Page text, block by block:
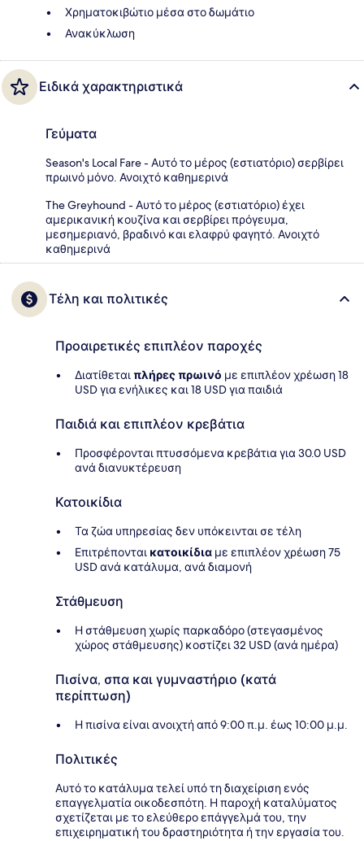
Χρηματοκιβώτιο μέσα στο δωμάτιο
Ανακύκλωση
Ειδικά χαρακτηριστικά
Γεύματα
Season's Local Fare - Αυτό το μέρος (εστιατόριο) σερβίρει
πρωινό μόνο. Ανοιχτό καθημερινά
The Greyhound - Αυτό το μέρος (εστιατόριο) έχει
αμερικανική κουζίνα και σερβίρει πρόγευμα,
μεσημεριανό, βραδινό και ελαφρύ φαγητό. Ανοιχτό
καθημερινά
Τέλη και πολιτικές
Προαιρετικές επιπλέον παροχές
Διατίθεταιπλήρες πρωινό με επιπλέον χρέωση 18
USD για ενήλικες και 18 USD για παιδιά
Παιδιά και επιπλέον κρεβάτια
Προσφέρονται πτυσσόμενα κρεβάτια για 30.0 USD
ανά διανυκτέρευση
Κατοικίδια
Τα ζώα υπηρεσίας δεν υπόκεινται σε τέλη
Επιτρέπονται κατοικίδια με επιπλέον χρέωση 75
USD ανά κατάλυμα, ανά διαμονή
Στάθμευση
Η στάθμευση χωρίς παρκαδόρο (στεγασμένος
χώρος στάθμευσης) κοστίζει 32 USD (ανά ημέρα)
Πισίνα, σπα και γυμναστήριο (κατά
περίπτωση)
Η πισίνα είναι ανοιχτή από 9:00 π.μ. έως 10:00 μ.μ.
Πολιτικές
Αυτό το κατάλυμα τελεί υπό τη διαχείριση ενός
επαγγελματία οικοδεσπότη. Η παροχή καταλύματος
σχετίζεται με το ελεύθερο επάγγελμά του, την
επιχειρηματική του δραστηριότητα ή την εργασία του.